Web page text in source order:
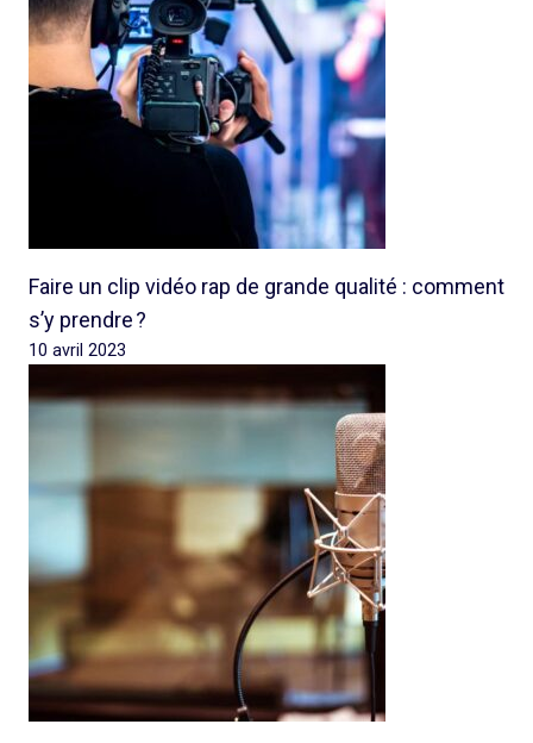
Faire un clip vidéo rap de grande qualité : comment
s’y prendre ?
10 avril 2023